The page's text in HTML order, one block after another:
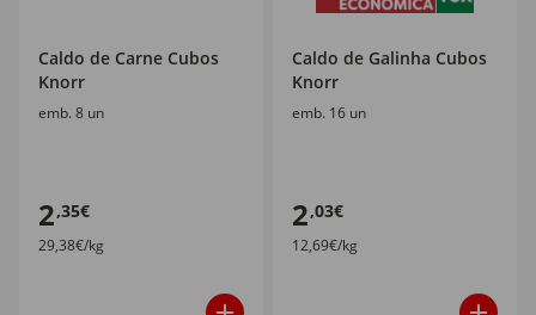
Caldo de Carne Cubos
Knorr
emb. 8 un
2,35€
29,38€/kg
Caldo de Galinha Cubos
Knorr
emb. 16 un
2,03€
12,69€/kg